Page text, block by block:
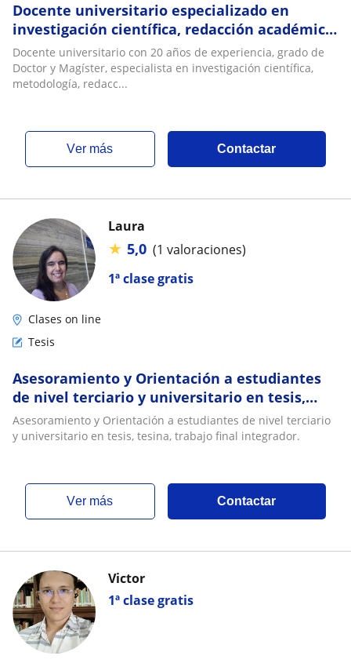
Docente universitario especializado en
investigación científica, redacción académica
y asesoría de tesis de pregrado y posgrado
Docente universitario con 20 años de experiencia, grado de
Doctor y Magíster, especialista en investigación científica,
metodología, redacc...
ver más Contactar
1ª clase gratis
Laura
★ 5,0 (1 valoraciones)
Clases on line
Tesis
Asesoramiento y Orientación a estudiantes
de nivel terciario y universitario en tesis,
tesina, trabajo final integrador
Asesoramiento y Orientación a estudiantes de nivel terciario
y universitario en tesis, tesina, trabajo final integrador.
ver más Contactar
1ª clase gratis
Victor